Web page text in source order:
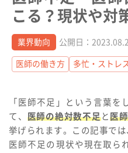
こる？現状や対
業界動向 公開日：
医師の働き方 多忙・ストレ
「医師不足」という言葉を
て、 医師の絶対数不足と医
挙げられます。この記事で
医師不足の現状や現在取ら